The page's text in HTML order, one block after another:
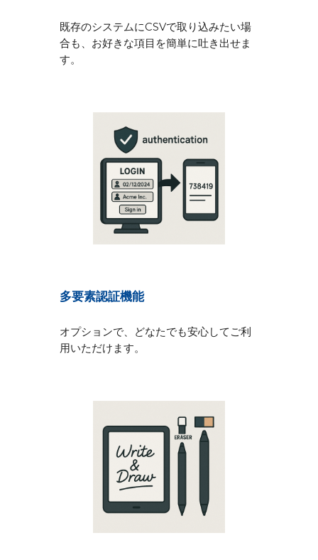
既存のシステムにCSVで取り込みたい場
合も、お好きな項目を簡単に吐き出せま
す。
多要素認証機能
オプションで、どなたでも安心してご利
用いただけます。